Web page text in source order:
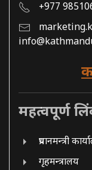
+977
महत्वपूर्ण
प्रधानमन्त्री
गृहमन्त्रालय